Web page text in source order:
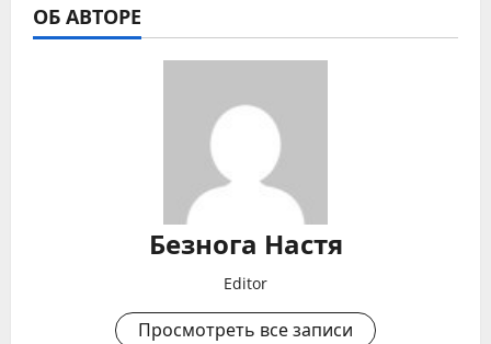
ОБ АВТОРЕ
Безнога Настя
Editor
Просмотреть все записи